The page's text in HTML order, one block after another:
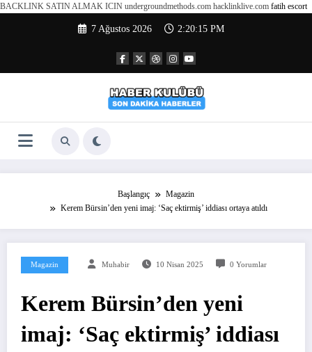
BACKLINK SATIN ALMAK ICIN undergroundmethods.com hacklinklive.com fatih escort
7 Ağustos 2026 2:20:16 PM
Başlangıç
Magazin
Kerem Bürsin’den yeni imaj: ‘Saç ektirmiş’ iddiası ortaya atıldı
Magazin Muhabir 10 Nisan 2025 0 Yorumlar
Kerem Bürsin’den yeni
imaj: ‘Saç ektirmiş’ iddiası